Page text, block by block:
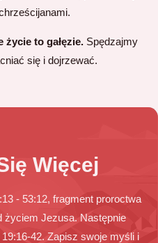
życie to gałęzie. Spędzajmy
się i dojrzewać.
Więcej
- 53:12, fragment proroctwa
życiem Jezusa. Następnie
42. Zapisz swoje myśli i